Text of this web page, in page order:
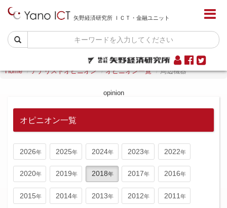
矢野経済研究所 ＩＣＴ・金融ユニット
Home アナリストオピニオン オピニオン一覧 周辺機器
opinion
オピニオン一覧
2026 2025 2024 2023 2022
2020 2019 2018 2017 2016
2015 2014 2013 2012 2011